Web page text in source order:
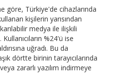
göre, Türkiye'de cihazlarında
kişilerin yarısından
medya ile ilişkili
%24'ü ise
uğradı. Bu da
dörtte birinin tarayıcılarında
zararlı yazılım indirmeye